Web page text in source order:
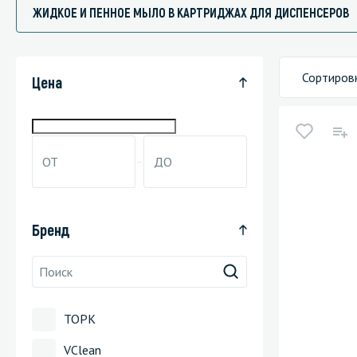
Защитные
Средства
Средства
ЖИДКОЕ И ПЕННОЕ МЫЛО В КАРТРИДЖАХ ДЛЯ ДИСПЕНСЕРОВ
Цена
Бренд
ТОРК
VClean